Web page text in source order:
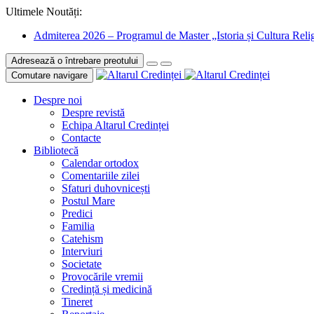
Ultimele Noutăți:
Admiterea 2026 – Programul de Master „Istoria și Cultura
Adresează o întrebare preotului
Comutare navigare
Despre noi
Despre revistă
Echipa Altarul Credinței
Contacte
Bibliotecă
Calendar ortodox
Comentariile zilei
Sfaturi duhovnicești
Postul Mare
Predici
Familia
Catehism
Interviuri
Societate
Provocările vremii
Credință și medicină
Tineret